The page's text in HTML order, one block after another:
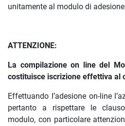
unitamente al modulo di
ATTENZIONE:
La compilazione on line del
costituisce iscrizione effettiva al
Effettuando l’adesione on-line
pertanto a rispettare le
modulo, con particolare